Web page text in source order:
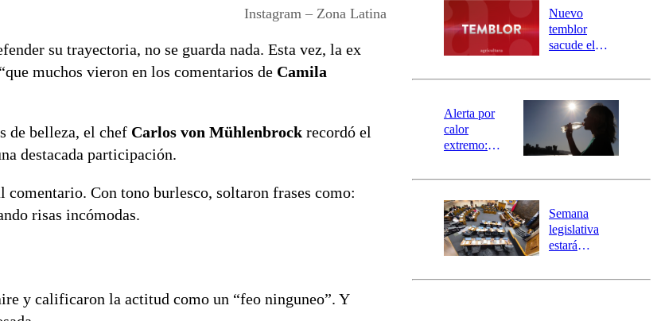
Instagram – Zona Latina
su trayectoria, no se guarda nada. Esta vez, la ex
“que muchos vieron en los comentarios de Camila
de belleza, el chef Carlos von Mühlenbrock recordó el
destacada participación.
Con tono burlesco, soltaron frases como:
risas incómodas.
y calificaron la actitud como un “feo ninguneo”. Y
río Damas:
activa
mensajería
SAE
Nuevo
temblor
sacude el
revisa la
epicentro
Alerta por
calor
extremo:
activa Alerta
Preventiva en
tres comunas
Semana
legislativa
estará
el fin de la